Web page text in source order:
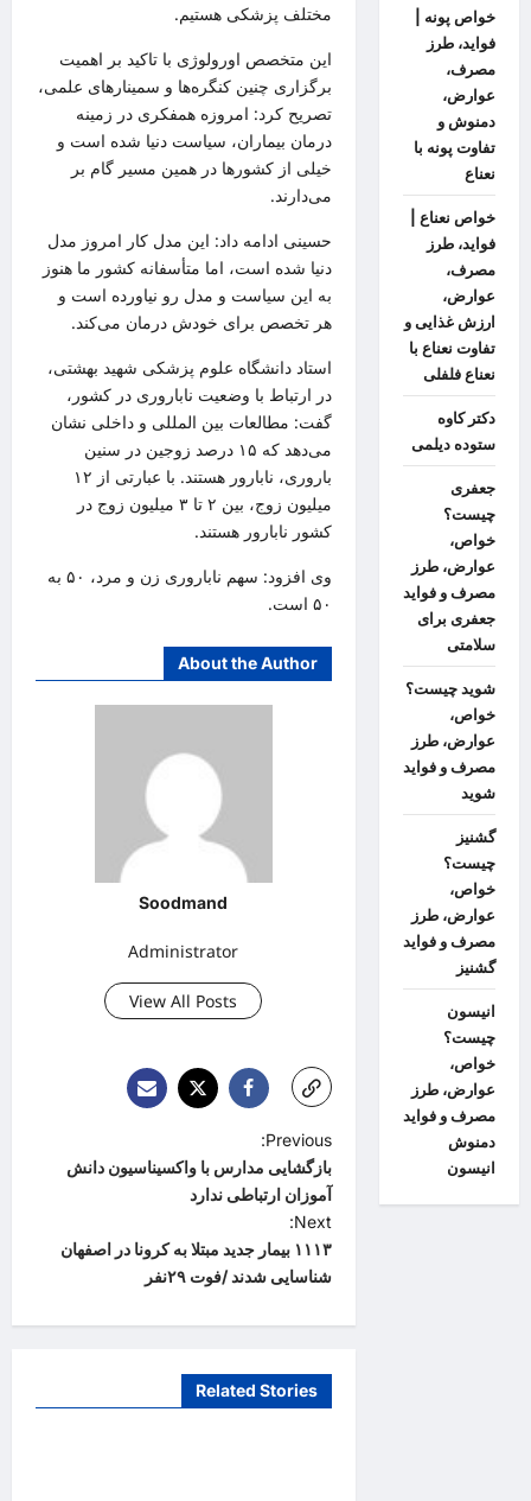
مختلف پزشکی هستیم.
این متخصص اورولوژی با تاکید بر اهمیت
برگزاری چنین کنگره‌ها و سمینارهای علمی،
تصریح کرد: امروزه همفکری در زمینه
درمان بیماران، سیاست دنیا شده است و
خیلی از کشورها در همین مسیر گام بر
می‌دارند.
حسینی ادامه داد: این مدل کار امروز مدل
دنیا شده است، اما متأسفانه کشور ما هنوز
به این سیاست و مدل رو نیاورده است و
هر تخصص برای خودش درمان می‌کند.
استاد دانشگاه علوم پزشکی شهید بهشتی،
در ارتباط با وضعیت ناباروری در کشور،
گفت: مطالعات بین المللی و داخلی نشان
می‌دهد که ۱۵ درصد زوجین در سنین
باروری، نابارور هستند. با عبارتی از ۱۲
میلیون زوج، بین ۲ تا ۳ میلیون زوج در
کشور نابارور هستند.
وی افزود: سهم ناباروری زن و مرد، ۵۰ به
۵۰ است.
About the Author
Soodmand
Administrator
View All Posts
P
o
s
t
n
a
i
Previous:
بازگشایی مدارس با واکسیناسیون دانش
آموزان ارتباطی ندارد
Next:
۱۱۱۳ بیمار جدید مبتلا به کرونا در اصفهان
شناسایی شدند /فوت ۲۹نفر
Related Stories
دانستنیهای پزشکی
خواص پونه |
فواید، طرز
مصرف،
عوارض،
دمنوش و
تفاوت پونه با
نعناع
خواص نعناع |
فواید، طرز
مصرف،
عوارض،
ارزش غذایی و
تفاوت نعناع با
نعناع فلفلی
دکتر کاوه
ستوده دیلمی
جعفری
چیست؟
خواص،
عوارض، طرز
مصرف و فواید
جعفری برای
سلامتی
شوید چیست؟
خواص،
عوارض، طرز
مصرف و فواید
شوید
گشنیز
چیست؟
خواص،
عوارض، طرز
مصرف و فواید
گشنیز
انیسون
چیست؟
خواص،
عوارض، طرز
مصرف و فواید
دمنوش
انیسون